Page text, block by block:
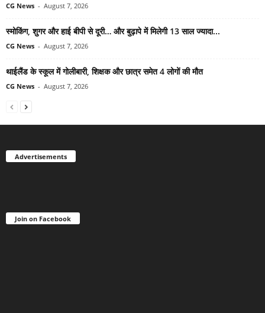
CG News - August 7, 2026
स्मोकिंग, शुगर और हाई बीपी से दूरी… और बुढ़ापे में मिलेगी 13 साल ज्यादा...
CG News - August 7, 2026
थाईलैंड के स्कूल में गोलीबारी, शिक्षक और छात्र समेत 4 लोगों की मौत
CG News - August 7, 2026
Advertisements
Join on Facebook